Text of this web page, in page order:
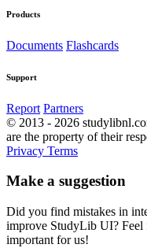
Products
Documents Flashcards
Support
Report Partners
© 2013 - 2026
are the property of their
Privacy Terms
Make a suggestion
Did you find mistakes in
improve StudyLib UI? Feel
important for us!